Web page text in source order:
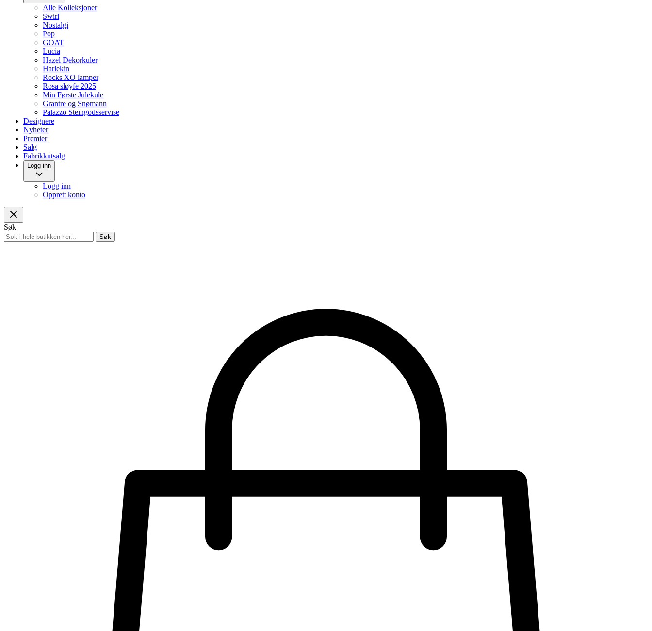
Alle Kolleksjoner
Swirl
Nostalgi
Pop
GOAT
Lucia
Hazel Dekorkuler
Harlekin
Rocks XO lamper
Rosa sløyfe 2025
Min Første Julekule
Grantre og Snømann
Palazzo Steingodsservise
Designere
Nyheter
Premier
Salg
Fabrikkutsalg
Logg inn
Logg inn
Opprett konto
Søk
Søk